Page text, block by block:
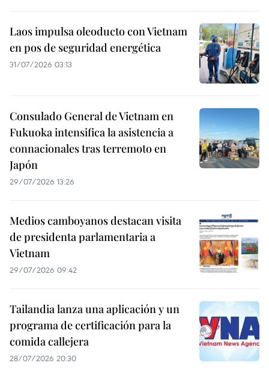
Laos impulsa oleoducto con Vietnam
en pos de seguridad energética
31/07/2026 03:13
Consulado General de Vietnam en
Fukuoka intensifica la asistencia a
connacionales tras terremoto en
Japón
29/07/2026 13:26
Medios camboyanos destacan visita
de presidenta parlamentaria a
Vietnam
29/07/2026 09:42
Tailandia lanza una aplicación y un
programa de certificación para la
comida callejera
28/07/2026 20:30